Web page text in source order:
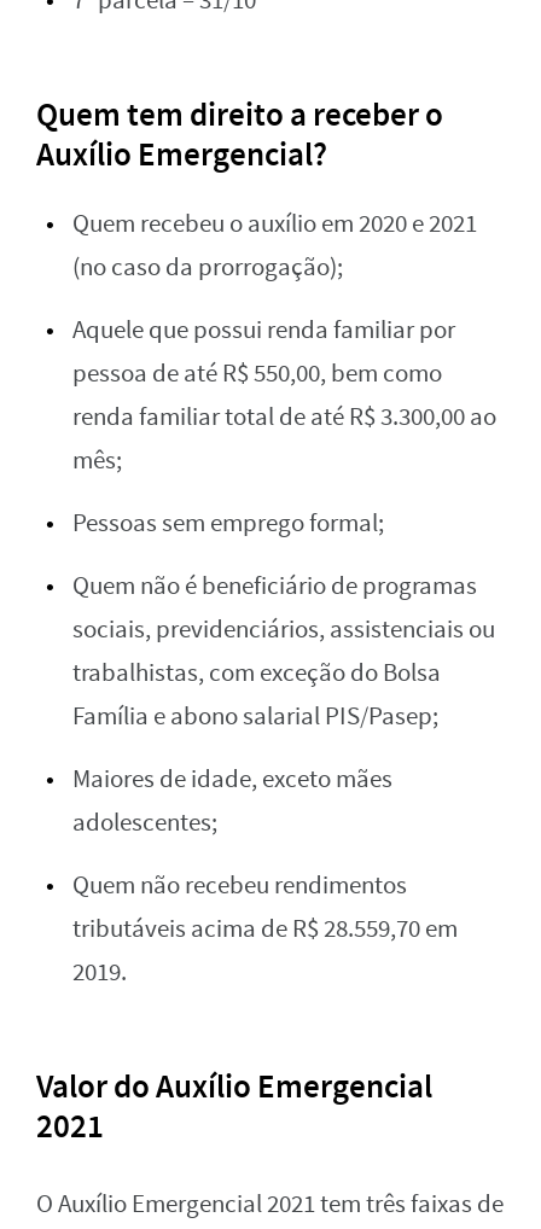
Quem tem direito a receber o
Auxílio Emergencial?
Quem recebeu o auxílio em 2020 e 2021
(no caso da prorrogação);
Aquele que possui renda familiar por
pessoa de até R$ 550,00, bem como
renda familiar total de até R$ 3.300,00 ao
mês;
Pessoas sem emprego formal;
Quem não é beneficiário de programas
sociais, previdenciários, assistenciais ou
trabalhistas, com exceção do Bolsa
Família e abono salarial PIS/Pasep;
Maiores de idade, exceto mães
adolescentes;
Quem não recebeu rendimentos
tributáveis acima de R$ 28.559,70 em
2019.
Valor do Auxílio Emergencial
2021
O Auxílio Emergencial 2021 tem três faixas de